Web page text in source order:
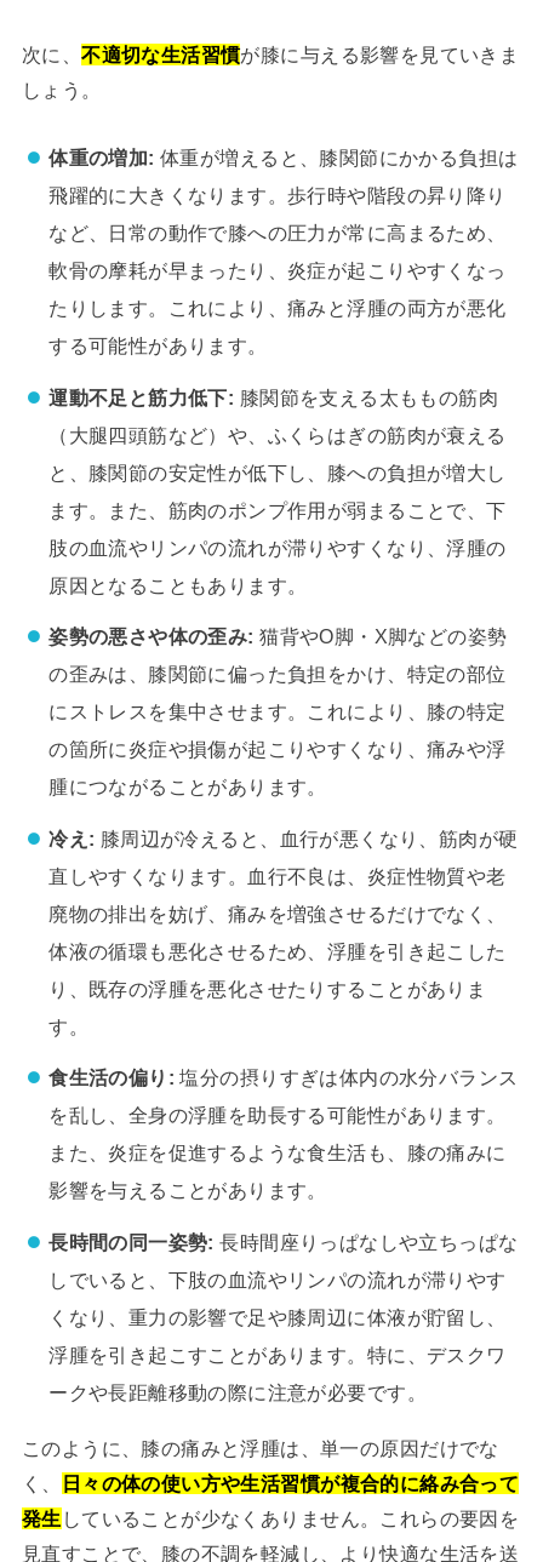
次に、不適切な生活習慣が膝に与える影響を見ていきま
しょう。
体重の増加: 体重が増えると、膝関節にかかる負担は
飛躍的に大きくなります。歩行時や階段の昇り降り
など、日常の動作で膝への圧力が常に高まるため、
軟骨の摩耗が早まったり、炎症が起こりやすくなっ
たりします。これにより、痛みと浮腫の両方が悪化
する可能性があります。
運動不足と筋力低下: 膝関節を支える太ももの筋肉
（大腿四頭筋など）や、ふくらはぎの筋肉が衰える
と、膝関節の安定性が低下し、膝への負担が増大し
ます。また、筋肉のポンプ作用が弱まることで、下
肢の血流やリンパの流れが滞りやすくなり、浮腫の
原因となることもあります。
姿勢の悪さや体の歪み: 猫背やO脚・X脚などの姿勢
の歪みは、膝関節に偏った負担をかけ、特定の部位
にストレスを集中させます。これにより、膝の特定
の箇所に炎症や損傷が起こりやすくなり、痛みや浮
腫につながることがあります。
冷え: 膝周辺が冷えると、血行が悪くなり、筋肉が硬
直しやすくなります。血行不良は、炎症性物質や老
廃物の排出を妨げ、痛みを増強させるだけでなく、
体液の循環も悪化させるため、浮腫を引き起こした
り、既存の浮腫を悪化させたりすることがありま
す。
食生活の偏り: 塩分の摂りすぎは体内の水分バランス
を乱し、全身の浮腫を助長する可能性があります。
また、炎症を促進するような食生活も、膝の痛みに
影響を与えることがあります。
長時間の同一姿勢: 長時間座りっぱなしや立ちっぱな
しでいると、下肢の血流やリンパの流れが滞りやす
くなり、重力の影響で足や膝周辺に体液が貯留し、
浮腫を引き起こすことがあります。特に、デスクワ
ークや長距離移動の際に注意が必要です。
このように、膝の痛みと浮腫は、単一の原因だけでな
く、
日々の体の使い方や生活習慣が複合的に絡み合って
発生 していることが少なくありません。これらの要因を
見直すことで、膝の不調を軽減し、より快適な生活を送